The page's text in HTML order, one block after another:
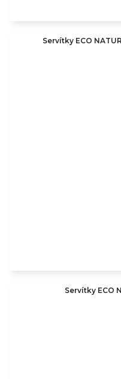
Servítky ECO
Servítky ECO